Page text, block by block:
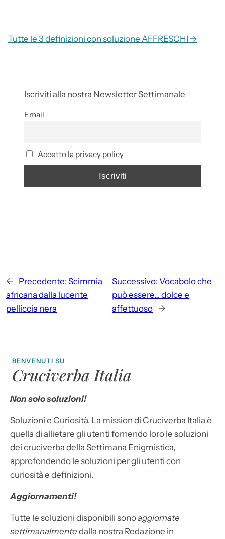
Tutte le 3 definizioni con soluzione AFFRESCHI →
Iscriviti alla nostra Newsletter Settimanale
Email
Accetto la privacy policy
← Precedente: Scimmia
africana dalla lucente
pelliccia nera
Successivo: Vocabolo che
può essere… dolce e
affettuoso →
BENVENUTI SU
Cruciverba Italia
Non solo soluzioni!
Soluzioni e Curiosità. La mission di Cruciverba Italia è
quella di allietare gli utenti fornendo loro le soluzioni
dei cruciverba della Settimana Enigmistica,
approfondendo le soluzioni per gli utenti con
curiosità e definizioni.
Aggiornamenti!
Tutte le soluzioni disponibili sonoaggiornate
settimanalmente dalla nostra Redazione in